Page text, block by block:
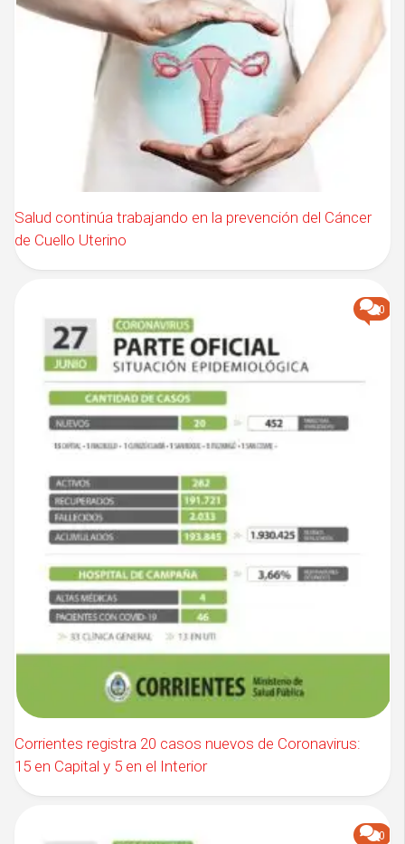
Salud continúa trabajando en la prevención del Cáncer
de Cuello Uterino
0
Corrientes registra 20 casos nuevos de Coronavirus:
15 en Capital y 5 en el Interior
0